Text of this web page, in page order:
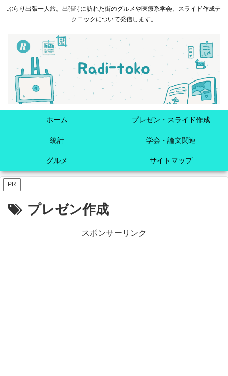
ぶらり出張一人旅。出張時に訪れた街のグルメや医療系学会、スライド作成テ
クニックについて発信します。
ホーム プレゼン・スライド作成
統計 学会・論文関連
グルメ サイトマップ
PR
プレゼン作成
スポンサーリンク